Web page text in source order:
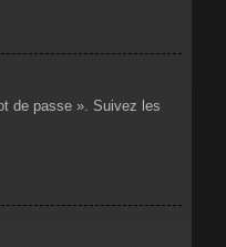
de passe ». Suivez les